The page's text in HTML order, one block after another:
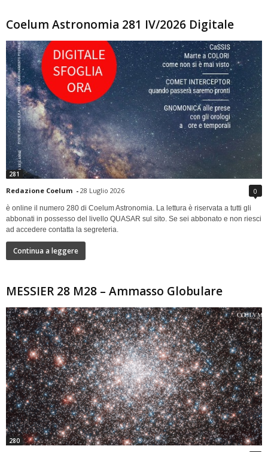
Coelum Astronomia 281 IV/2026 Digitale
281
Redazione Coelum - 28 Luglio 2026 0
è online il numero 280 di Coelum Astronomia. La lettura è riservata a tutti gli
abbonati in possesso del livello QUASAR sul sito. Se sei abbonato e non riesci
ad accedere contatta la segreteria.
Continua a leggere
MESSIER 28 M28 – Ammasso Globulare
280